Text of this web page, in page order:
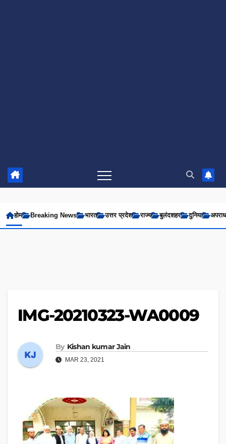
होम Breaking News भारत उत्तर प्रदेश राज्य बुलंदशहर दुनिया अपराध
IMG-20210323-WA0009
By Kishan kumar Jain
MAR 23, 2021